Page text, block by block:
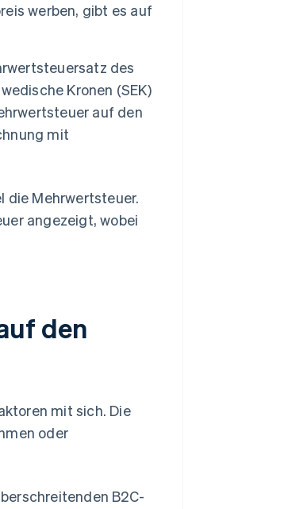
werben, gibt es auf
des
Kronen (SEK)
auf den
mit
die Mehrwertsteuer.
angezeigt, wobei
den
mit sich. Die
oder
B2C-